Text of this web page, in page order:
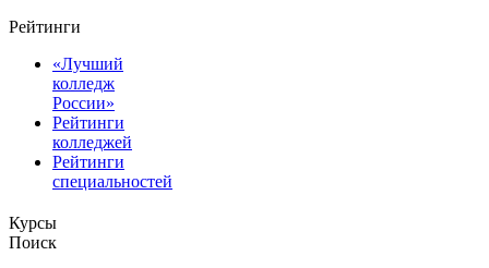
Рейтинги
«Лучший
колледж
России»
Рейтинги
колледжей
Рейтинги
специальностей
Курсы
Поиск